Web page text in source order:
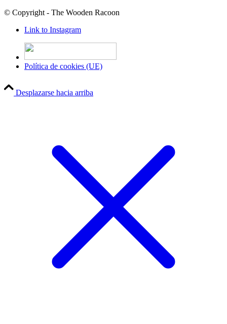
© Copyright - The Wooden Racoon
Link to Instagram
Política de cookies (UE)
Desplazarse hacia arriba